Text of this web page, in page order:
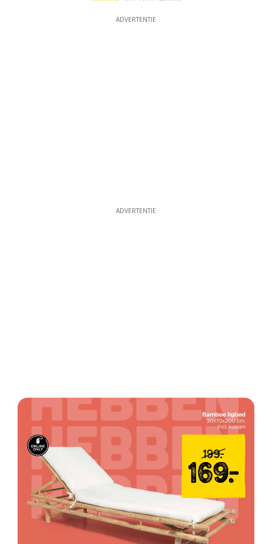
ADVERTENTIE
ADVERTENTIE